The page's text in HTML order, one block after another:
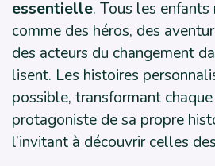
essentielle. Tous les
comme des héros, des
des acteurs du changement
lisent. Les histoires
possible, transformant
protagoniste de sa propre
l’invitant à découvrir celles